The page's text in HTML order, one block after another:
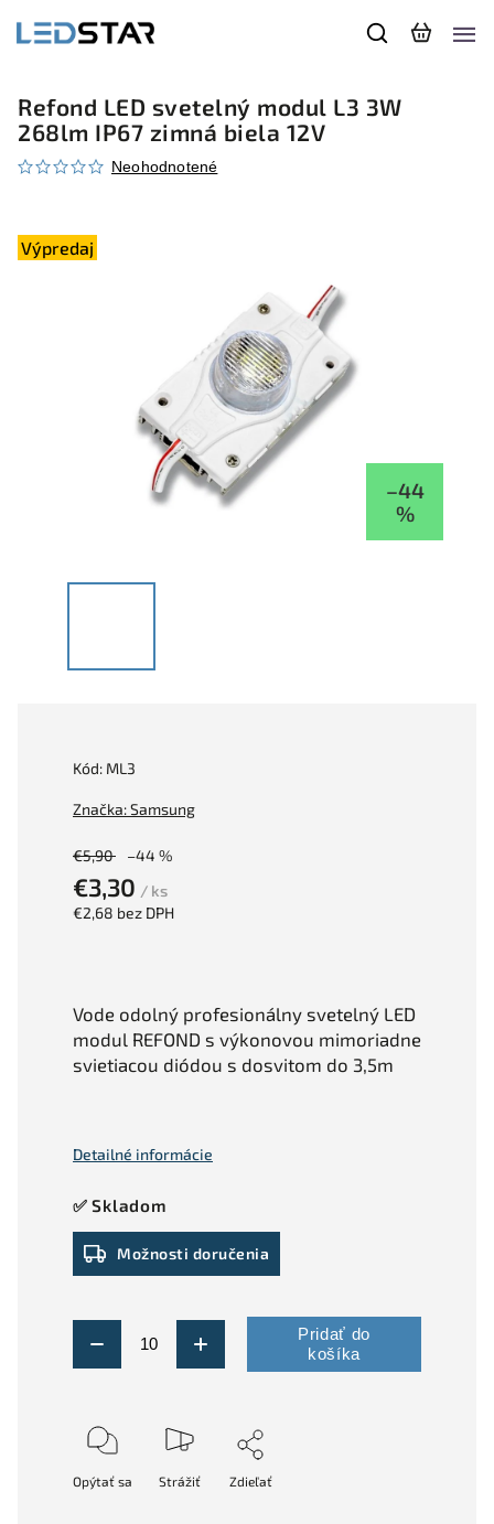
Refond LED svetelný modul L3 3W
268lm IP67 zimná biela 12V
Neohodnotené
Výpredaj
–44
%
Kód: ML3
Značka:Samsung
€5,90 –44 %
€3,30 / ks
€2,68 bez DPH
✅ Skladom
Možnosti doručenia
Pridať do
košíka
Vode odolný profesionálny svetelný LED
modul REFOND s výkonovou mimoriadne
svietiacou diódou s dosvitom do 3,5m
Detailné informácie
Opýtať sa Strážiť Zdieľať